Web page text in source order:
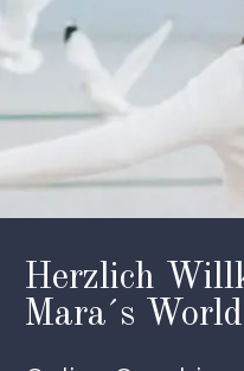
Herzlich
Mara´s World